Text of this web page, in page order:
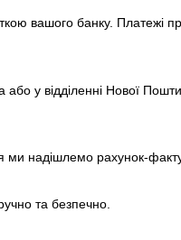
вашого банку. Платежі
у відділенні Нової
надішлемо рахунок-
та безпечно.